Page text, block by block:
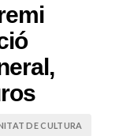
DE CULTURA